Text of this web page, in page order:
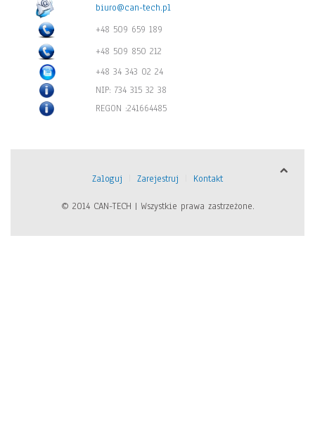
biuro@can-tech.pl
+48 509 659 189
+48 509 850 212
+48 34 343 02 24
NIP: 734 315 32 38
REGON :241664485
Zaloguj Zarejestruj Kontakt
© 2014 CAN-TECH | Wszystkie prawa zastrzeżone.